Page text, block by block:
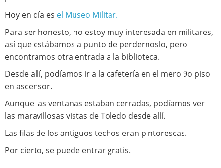
Hoy en día es el Museo Militar.
Para ser honesto, no estoy muy interesada en militares,
así que estábamos a punto de perdernoslo, pero
encontramos otra entrada a la biblioteca.
Desde allí, podíamos ir a la cafetería en el mero 9o piso
en ascensor.
Aunque las ventanas estaban cerradas, podíamos ver
las maravillosas vistas de Toledo desde allí.
Las filas de los antiguos techos eran pintorescas.
Por cierto, se puede entrar gratis.